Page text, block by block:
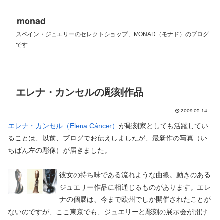
monad
スペイン・ジュエリーのセレクトショップ、MONAD（モナド）のブログ
です
エレナ・カンセルの彫刻作品
2009.05.14
エレナ・カンセル（Elena Cáncer） が彫刻家としても活躍してい
ることは、以前、ブログでお伝えしましたが、最新作の写真（い
ちばん左の彫像）が届きました。
彼女の持ち味である流れような曲線。動きのある
ジュエリー作品に相通じるものがあります。エレ
ナの個展は、今まで欧州でしか開催されたことが
ないのですが、ここ東京でも、ジュエリーと彫刻の展示会が開け